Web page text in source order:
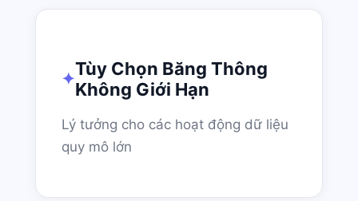
Tùy Chọn Băng Thông
Không Giới Hạn
Lý tưởng cho các hoạt động dữ liệu
quy mô lớn